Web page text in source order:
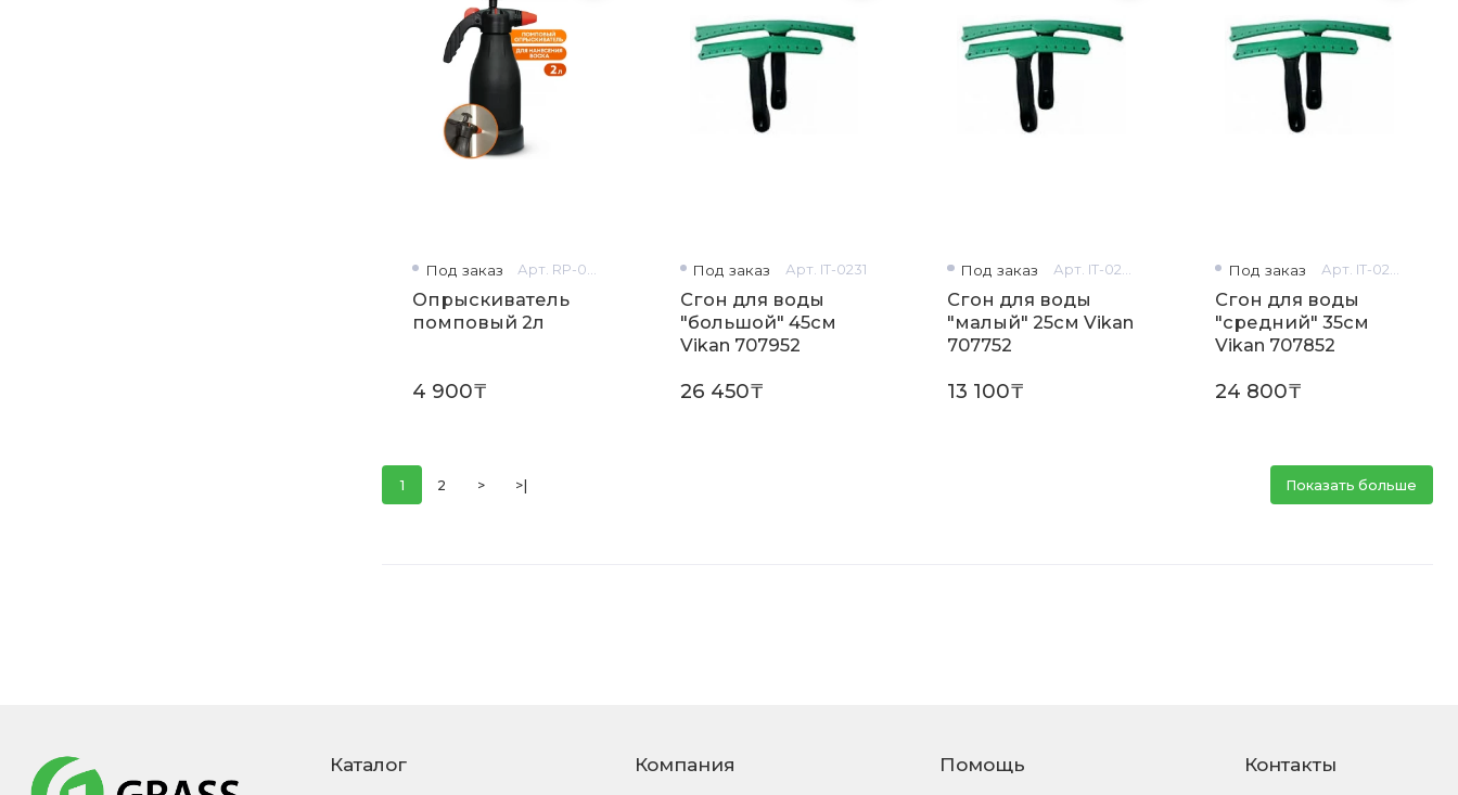
Под заказ
Опрыскиватель
помповый 2л
4 900₸
Под заказ Арт. IT-0231
Сгон для воды
"большой" 45см
Vikan 707952
26 450₸
Под заказ
Сгон для воды
"малый" 25см Vikan
707752
13 100₸
Под заказ
Сгон для воды
"средний" 35см
Vikan 707852
24 800₸
1 2 > >| Показать больше
Каталог Компания Помощь Контакты